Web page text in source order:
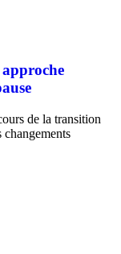
de la transition
changements